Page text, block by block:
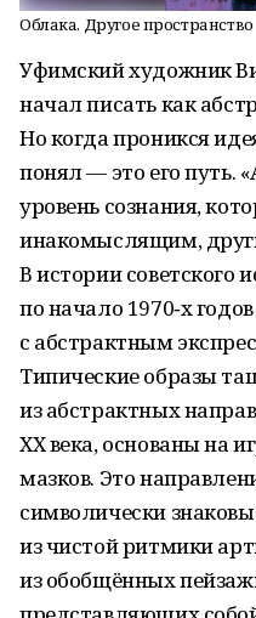
Облака. Другое пространство
Уфимский художник
начал писать как
Но когда проникся
понял — это его путь.
уровень сознания,
инакомыслящим,
В истории советского
по начало 1970‑х
с абстрактным
Типические образы
из абстрактных
ХХ века, основаны на
мазков. Это
символически
из чистой ритмики
из обобщённых